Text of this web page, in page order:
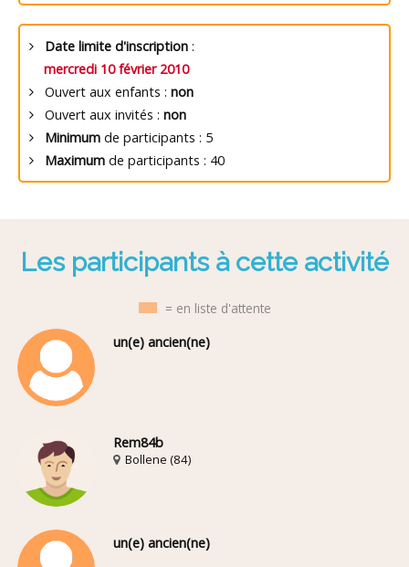
Date limite d'inscription :
mercredi 10 février 2010
Ouvert aux enfants : non
Ouvert aux invités : non
Minimum de participants : 5
Maximum de participants : 40
Les participants à cette activité
= en liste d'attente
un(e) ancien(ne)
Rem84b
Bollene (84)
un(e) ancien(ne)